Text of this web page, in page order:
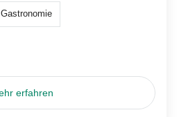
Gastronomie
erfahren